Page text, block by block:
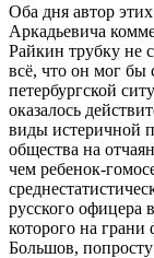
Оба дня автор
Аркадьевича
Райкин трубку не
всё, что он мог бы
петербургской
оказалось
виды истеричной
общества на
чем ребенок-
русского офицера
которого на
Большов,